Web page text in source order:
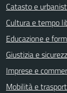
Catasto e
Cultura e tempo
Educazione e
Giustizia e
Imprese e
Mobilità e